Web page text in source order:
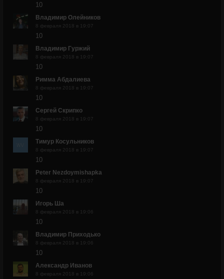
10
Владимир Олейников
8 февраля 2018 в 19:07
10
Владимир Гуржий
8 февраля 2018 в 19:07
10
Римма Абдалиева
8 февраля 2018 в 19:07
10
Сергей Скрипко
8 февраля 2018 в 19:07
10
Тимур Косульников
8 февраля 2018 в 19:07
10
Peter Nezdoymishapka
8 февраля 2018 в 19:07
10
Игорь Ша
8 февраля 2018 в 19:06
10
Владимир Приходько
8 февраля 2018 в 19:06
10
Александр Иванов
8 февраля 2018 в 19:06